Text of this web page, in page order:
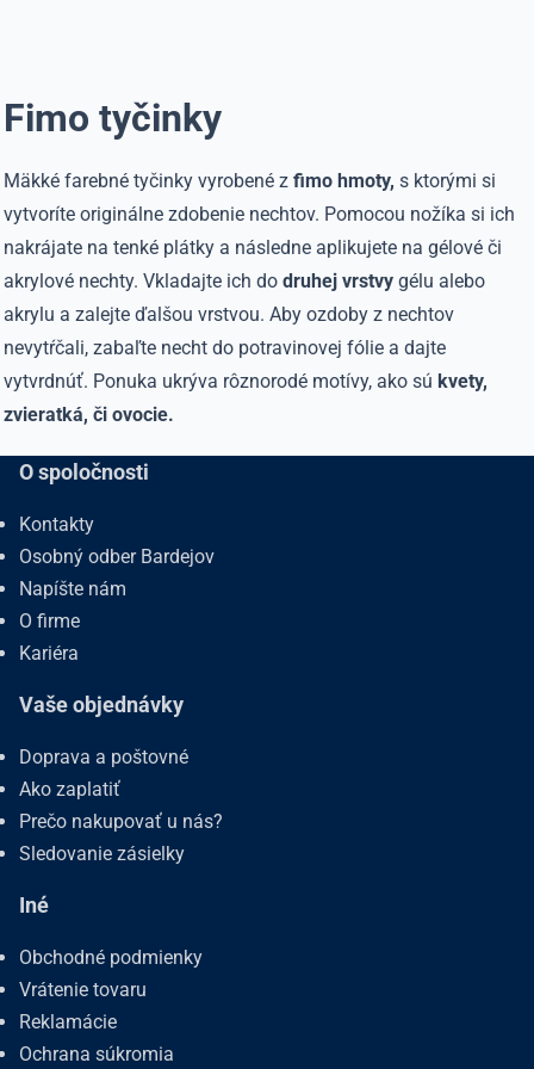
Fimo tyčinky
Mäkké farebné tyčinky vyrobené zfimo hmoty, s ktorými si
vytvoríte originálne zdobenie nechtov. Pomocou nožíka si ich
nakrájate na tenké plátky a následne aplikujete na gélové či
akrylové nechty. Vkladajte ich dodruhej vrstvy gélu alebo
akrylu a zalejte ďalšou vrstvou. Aby ozdoby z nechtov
nevytŕčali, zabaľte necht do potravinovej fólie a dajte
vytvrdnúť. Ponuka ukrýva rôznorodé motívy, ako súkvety,
zvieratká, či ovocie.
O spoločnosti
Kontakty
Osobný odber Bardejov
Napíšte nám
O firme
Kariéra
Vaše objednávky
Doprava a poštovné
Ako zaplatiť
Prečo nakupovať u nás?
Sledovanie zásielky
Iné
Obchodné podmienky
Vrátenie tovaru
Reklamácie
Ochrana súkromia